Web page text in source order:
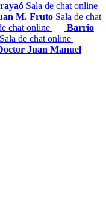
Sala de chat online
M. Fruto Sala de chat
chat online
Barrio
Sala de chat online
Juan Manuel